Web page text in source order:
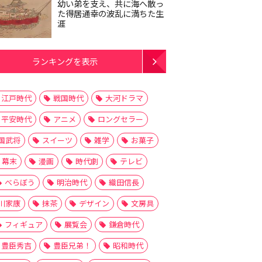
幼い弟を支え、共に海へ散っ
た得居通幸の波乱に満ちた生
涯
ランキングを表示
江戸時代 戦国時代
大河ドラマ
平安時代
アニメ
ロングセラー
武将
スイーツ 雑学
お菓子
幕末
漫画 時代劇
テレビ
べらぼう
明治時代
織田信長
家康
抹茶 デザイン
文房具
フィギュア
展覧会
鎌倉時代
豊臣秀吉
豊臣兄弟！
昭和時代